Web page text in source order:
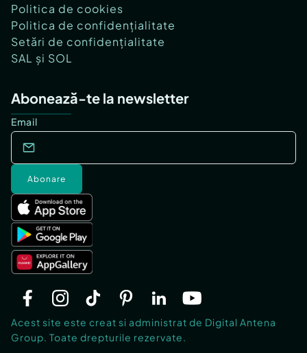
Politica de cookies
Politica de confidențialitate
Setări de confidențialitate
SAL și SOL
Abonează-te la newsletter
Email
Abonare
Acest site este creat si administrat de Digital Antena
Group. Toate drepturile rezervate.